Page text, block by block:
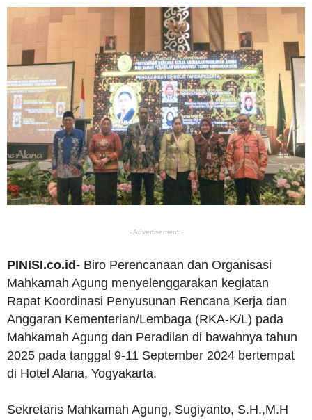
- Advertisement -
PINISI.co.id- Biro Perencanaan dan Organisasi
Mahkamah Agung menyelenggarakan kegiatan
Rapat Koordinasi Penyusunan Rencana Kerja dan
Anggaran Kementerian/Lembaga (RKA-K/L) pada
Mahkamah Agung dan Peradilan di bawahnya tahun
2025 pada tanggal 9-11 September 2024 bertempat
di Hotel Alana, Yogyakarta.
Sekretaris Mahkamah Agung, Sugiyanto, S.H.,M.H